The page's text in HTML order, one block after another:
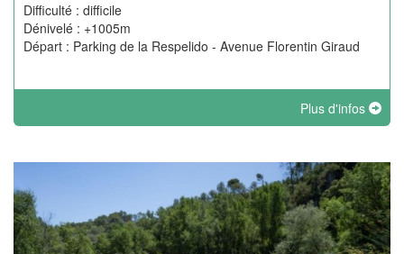
Difficulté : difficile
Dénivelé : +1005m
Départ : Parking de la Respelido - Avenue Florentin Giraud
Plus d'infos